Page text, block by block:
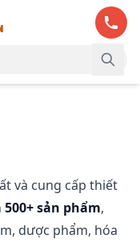
và cung cấp thiết
500+ sản phẩm,
dược phẩm, hóa